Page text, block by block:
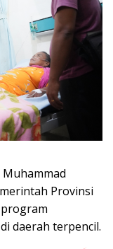
Provinsi
daerah terpencil.